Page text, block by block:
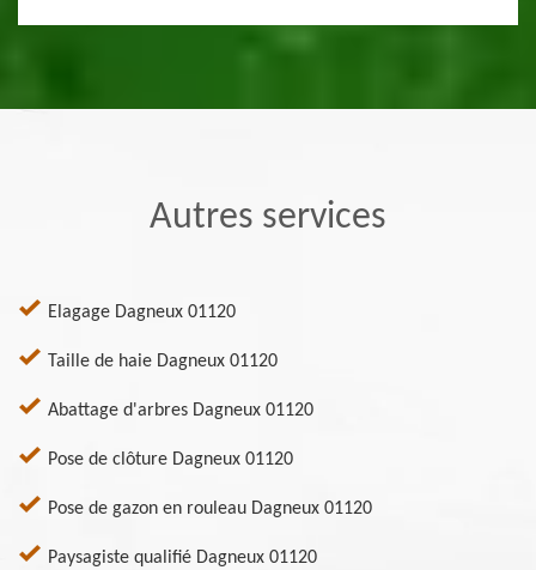
Autres services
Elagage Dagneux 01120
Taille de haie Dagneux 01120
Abattage d'arbres Dagneux 01120
Pose de clôture Dagneux 01120
Pose de gazon en rouleau Dagneux 01120
Paysagiste qualifié Dagneux 01120